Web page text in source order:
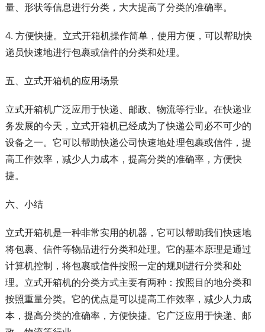
量、形状等信息进行分类，大大提高了分类的准确率。
4. 方便快捷。立式开箱机操作简单，使用方便，可以帮助快
递员快速地进行包裹或信件的分类和处理。
五、立式开箱机的应用场景
立式开箱机广泛应用于快递、邮政、物流等行业。在快递业
务发展的今天，立式开箱机已经成为了快递公司必不可少的
设备之一。它可以帮助快递公司快速地处理包裹或信件，提
高工作效率，减少人力成本，提高分类的准确率，方便快
捷。
六、小结
立式开箱机是一种非常实用的机器，它可以帮助我们快速地
将包裹、信件等物品进行分类和处理。它的基本原理是通过
计算机控制，将包裹或信件按照一定的规则进行分类和处
理。立式开箱机的分类方式主要有两种：按照目的地分类和
按照重量分类。它的优点是可以提高工作效率，减少人力成
本，提高分类的准确率，方便快捷。它广泛应用于快递、邮